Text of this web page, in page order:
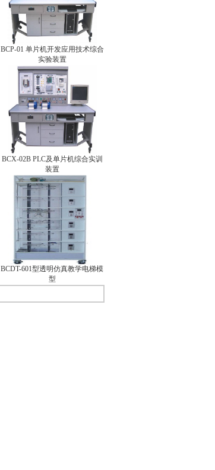
BCP-01 单片机开发应用技术综合
实验装置
BCX-02B PLC及单片机综合实训
装置
BCDT-601型透明仿真教学电梯模
型